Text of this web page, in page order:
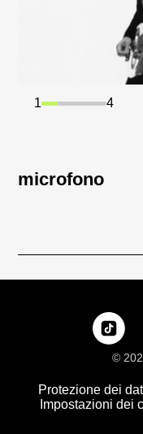
1 4
microfono
Protezione dei
Impostazioni dei
©